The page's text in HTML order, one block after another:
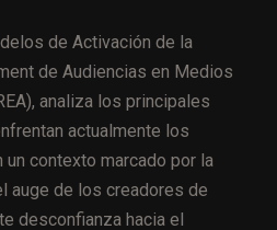
de Activación de la
de Audiencias en Medios
analiza los principales
actualmente los
contexto marcado por la
auge de los creadores de
desconfianza hacia el